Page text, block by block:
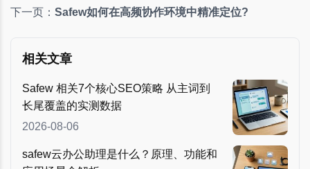
下一页： Safew如何在高频协作环境中精准定位?
相关文章
Safew 相关7个核心SEO策略 从主词到
长尾覆盖的实测数据
2026-08-06
safew云办公助理是什么？原理、功能和